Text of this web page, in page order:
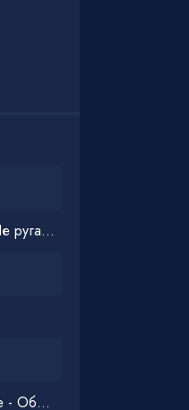
ASAVVI, ARIZONA - Не ругайся
Элли на маковом поле - Обнимай